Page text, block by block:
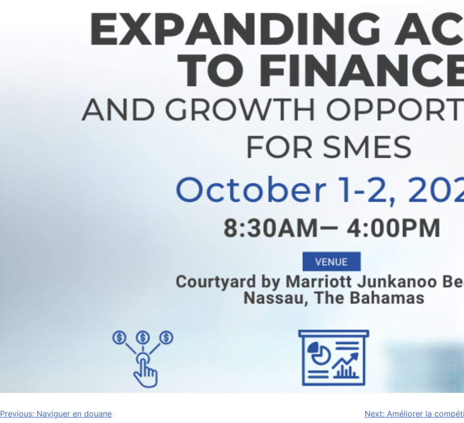
Navigation
Previous: Naviguer en douane Next: Améliorer la